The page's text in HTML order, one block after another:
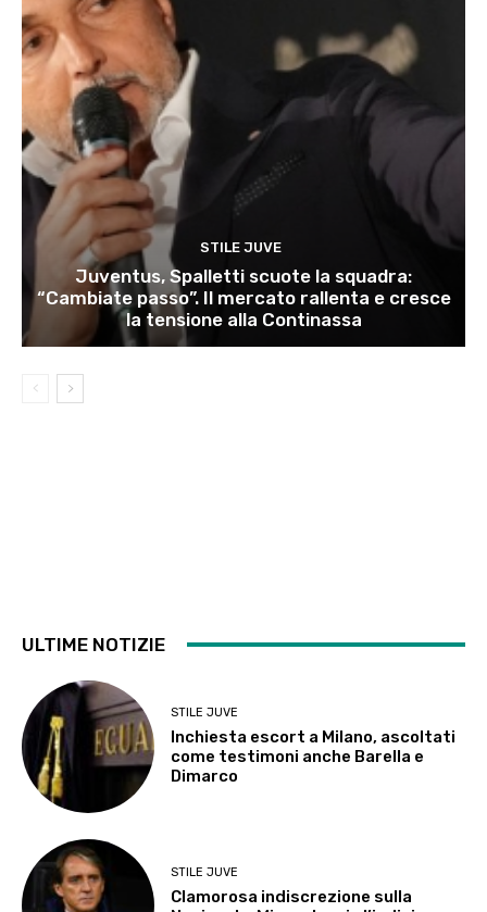
STILE JUVE
Juventus, Spalletti scuote la squadra:
“Cambiate passo”. Il mercato rallenta e cresce
la tensione alla Continassa
ULTIME NOTIZIE
STILE JUVE
Inchiesta escort a Milano, ascoltati
come testimoni anche Barella e
Dimarco
STILE JUVE
Clamorosa indiscrezione sulla